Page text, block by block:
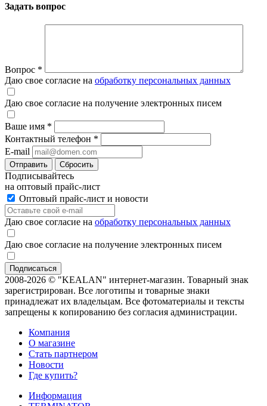
Задать вопрос
Вопрос *
Даю свое согласие на обработку персональных данных
Даю свое согласие на получение электронных писем
Ваше имя *
Контактный телефон *
E-mail
Отправить Сбросить
Подписывайтесь
на оптовый прайс-лист
Оптовый прайс-лист и новости
Даю свое согласие на обработку персональных данных
Даю свое согласие на получение электронных писем
2008-2026 © "KEALAN" интернет-магазин. Товарный знак
зарегистрирован. Все логотипы и товарные знаки
принадлежат их владельцам. Все фотоматериалы и тексты
запрещены к копированию без согласия администрации.
Компания
О магазине
Стать партнером
Новости
Где купить?
Информация